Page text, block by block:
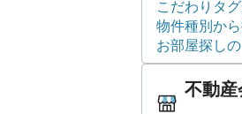
こだわりタ
物件種別か
お部屋探し
不動産